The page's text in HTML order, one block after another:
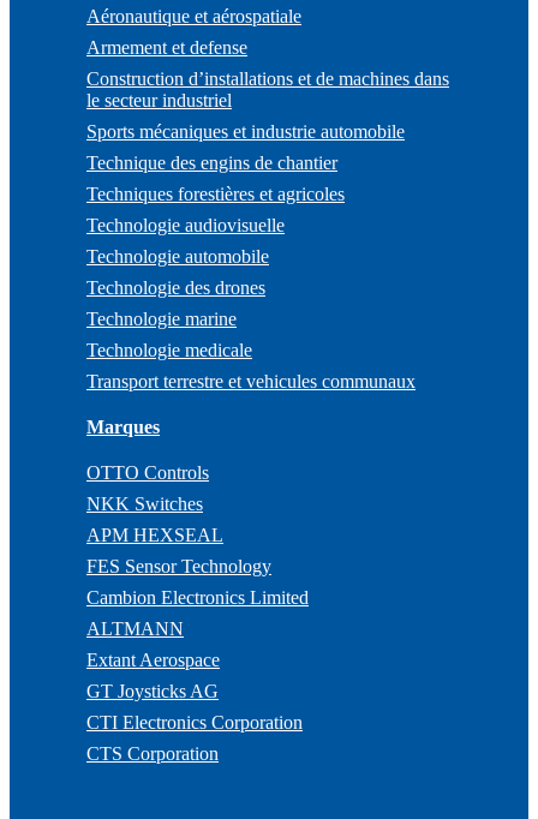
Aéronautique et aérospatiale
Armement et defense
Construction d’installations et de machines dans
le secteur industriel
Sports mécaniques et industrie automobile
Technique des engins de chantier
Techniques forestières et agricoles
Technologie audiovisuelle
Technologie automobile
Technologie des drones
Technologie marine
Technologie medicale
Transport terrestre et vehicules communaux
Marques
OTTO Controls
NKK Switches
APM HEXSEAL
FES Sensor Technology
Cambion Electronics Limited
ALTMANN
Extant Aerospace
GT Joysticks AG
CTI Electronics Corporation
CTS Corporation